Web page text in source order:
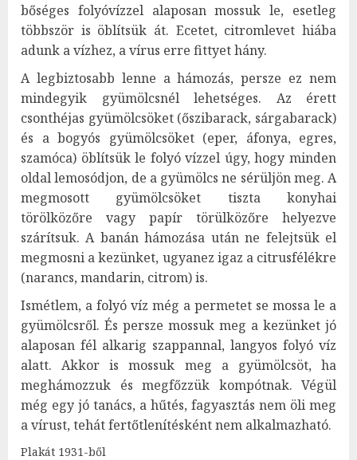
bőséges folyóvízzel alaposan mossuk le, esetleg
többször is öblítsük át. Ecetet, citromlevet hiába
adunk a vízhez, a vírus erre fittyet hány.
A legbiztosabb lenne a hámozás, persze ez nem
mindegyik gyümölcsnél lehetséges. Az érett
csonthéjas gyümölcsöket (őszibarack, sárgabarack)
és a bogyós gyümölcsöket (eper, áfonya, egres,
szamóca) öblítsük le folyó vízzel úgy, hogy minden
oldal lemosódjon, de a gyümölcs ne sérüljön meg. A
megmosott gyümölcsöket tiszta konyhai
törölközőre vagy papír törülközőre helyezve
szárítsuk. A banán hámozása után ne felejtsük el
megmosni a kezünket, ugyanez igaz a citrusfélékre
(narancs, mandarin, citrom) is.
Ismétlem, a folyó víz még a permetet se mossa le a
gyümölcsről. És persze mossuk meg a kezünket jó
alaposan fél alkarig szappannal, langyos folyó víz
alatt. Akkor is mossuk meg a gyümölcsöt, ha
meghámozzuk és megfőzzük kompótnak. Végül
még egy jó tanács, a hűtés, fagyasztás nem öli meg
a vírust, tehát fertőtlenítésként nem alkalmazható.
Plakát 1931-ből